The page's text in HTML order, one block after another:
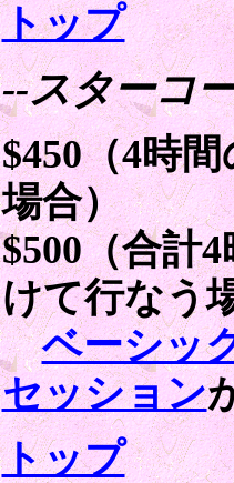
トップ
--スターコ
$450（4時
場合）
$500（合計
けて行なう
ベーシッ
セッション
トップ